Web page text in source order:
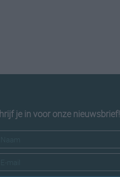
je in voor onze nieuwsbrief!